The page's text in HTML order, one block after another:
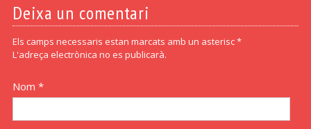
Deixa un comentari
Els camps necessaris estan marcats amb un asterisc *
L'adreça electrònica no es publicarà.
Nom *